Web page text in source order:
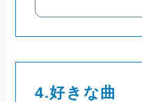
4.好きな曲